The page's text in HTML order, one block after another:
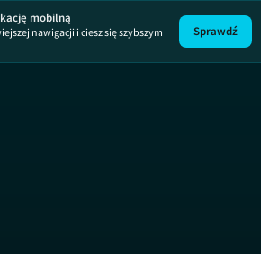
mobilną
nawigacji i ciesz się szybszym
Sprawdź